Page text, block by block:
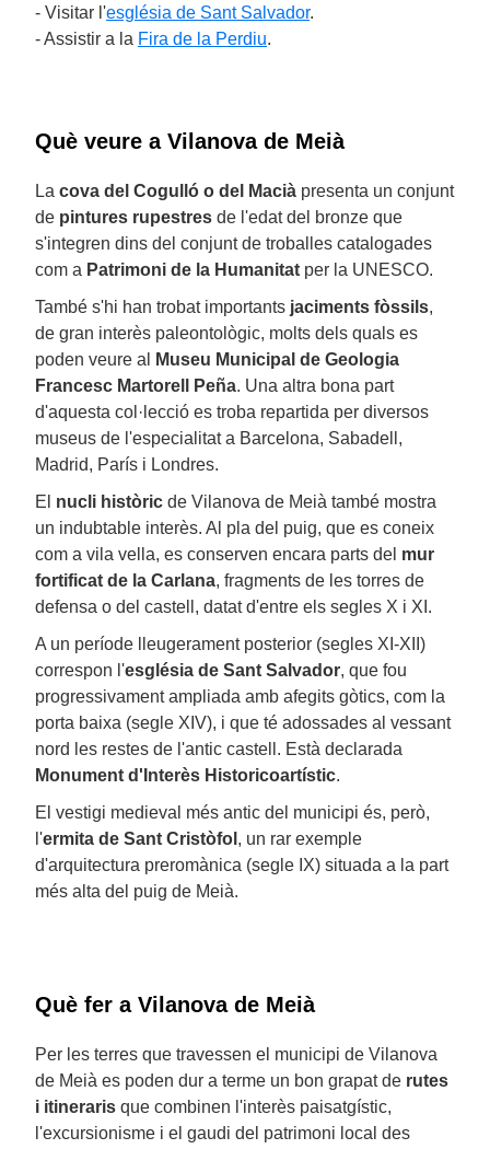
- Visitar l'església de Sant Salvador.
- Assistir a la Fira de la Perdiu.
Què veure a Vilanova de Meià
La cova del Cogulló o del Macià presenta un conjunt
de pintures rupestres de l'edat del bronze que
s'integren dins del conjunt de troballes catalogades
com a Patrimoni de la Humanitat per la UNESCO.
També s'hi han trobat importants jaciments fòssils,
de gran interès paleontològic, molts dels quals es
poden veure al
Museu Municipal de Geologia
Francesc Martorell Peña. Una altra bona part
d'aquesta col·lecció es troba repartida per diversos
museus de l'especialitat a Barcelona, Sabadell,
Madrid, París i Londres.
El nucli històric de Vilanova de Meià també mostra
un indubtable interès. Al pla del puig, que es coneix
com a vila vella, es conserven encara parts del mur
fortificat de la Carlana, fragments de les torres de
defensa o del castell, datat d'entre els segles X i XI.
A un període lleugerament posterior (segles XI-XII)
correspon l'església de Sant Salvador, que fou
progressivament ampliada amb afegits gòtics, com la
porta baixa (segle XIV), i que té adossades al vessant
nord les restes de l'antic castell. Està declarada
Monument d'Interès Historicoartístic.
El vestigi medieval més antic del municipi és, però,
l'ermita de Sant Cristòfol , un rar exemple
d'arquitectura preromànica (segle IX) situada a la part
més alta del puig de Meià.
Què fer a Vilanova de Meià
Per les terres que travessen el municipi de Vilanova
de Meià es poden dur a terme un bon grapat de rutes
i itineraris que combinen l'interès paisatgístic,
l'excursionisme i el gaudi del patrimoni local des